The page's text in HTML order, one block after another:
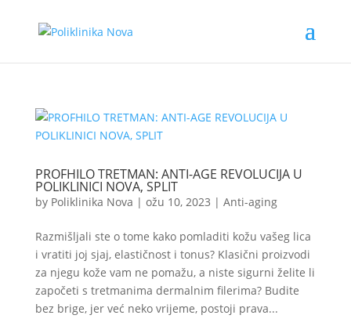
PROFHILO TRETMAN: ANTI-AGE REVOLUCIJA U
POLIKLINICI NOVA, SPLIT
by Poliklinika Nova | ožu 10, 2023 | Anti-aging
Razmišljali ste o tome kako pomladiti kožu vašeg lica
i vratiti joj sjaj, elastičnost i tonus? Klasični proizvodi
za njegu kože vam ne pomažu, a niste sigurni želite li
započeti s tretmanima dermalnim filerima? Budite
bez brige, jer već neko vrijeme, postoji prava...